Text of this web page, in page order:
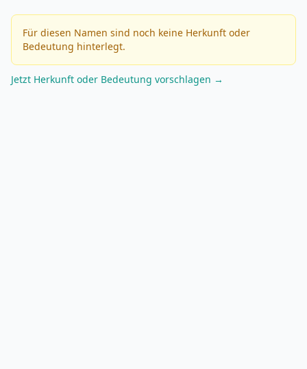
Für diesen Namen sind noch keine Herkunft oder
Bedeutung hinterlegt.
Jetzt Herkunft oder Bedeutung vorschlagen →